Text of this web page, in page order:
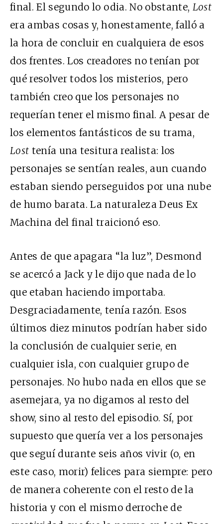
final. El segundo lo odia. No obstante, Lost
era ambas cosas y, honestamente, falló a
la hora de concluir en cualquiera de esos
dos frentes. Los creadores no tenían por
qué resolver todos los misterios, pero
también creo que los personajes no
requerían tener el mismo final. A pesar de
los elementos fantásticos de su trama,
Lost tenía una tesitura realista: los
personajes se sentían reales, aun cuando
estaban siendo perseguidos por una nube
de humo barata. La naturaleza Deus Ex
Machina del final traicionó eso.
Antes de que apagara “la luz”, Desmond
se acercó a Jack y le dijo que nada de lo
que etaban haciendo importaba.
Desgraciadamente, tenía razón. Esos
últimos diez minutos podrían haber sido
la conclusión de cualquier serie, en
cualquier isla, con cualquier grupo de
personajes. No hubo nada en ellos que se
asemejara, ya no digamos al resto del
show, sino al resto del episodio. Sí, por
supuesto que quería ver a los personajes
que seguí durante seis años vivir (o, en
este caso, morir) felices para siempre: pero
de manera coherente con el resto de la
historia y con el mismo derroche de